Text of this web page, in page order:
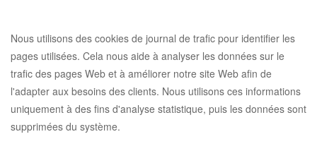
Nous utilisons des cookies de journal de trafic pour identifier les
pages utilisées. Cela nous aide à analyser les données sur le
trafic des pages Web et à améliorer notre site Web afin de
l'adapter aux besoins des clients. Nous utilisons ces informations
uniquement à des fins d'analyse statistique, puis les données sont
supprimées du système.